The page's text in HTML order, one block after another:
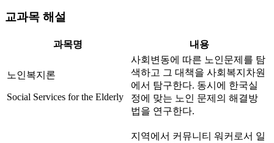
교과목 해설
과목명 내용
노인복지론
Social Services for the Elderly
사회변동에 따른 노인문제를 탐
색하고 그 대책을 사회복지차원
에서 탐구한다. 동시에 한국실
정에 맞는 노인 문제의 해결방
법을 연구한다.
지역에서 커뮤니티 워커로서 일